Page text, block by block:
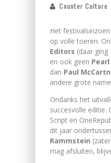
Counter Culture
Het
op volle toeren.
Editors (daar
en ook geen Pearl
dan Paul
andere grote
Ondanks het
succesvolle editie.
Script en
dit jaar
Rammstein
mag afsluiten,